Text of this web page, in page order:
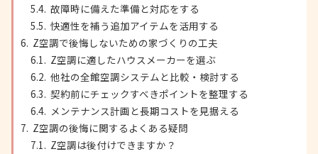
故障時に備えた準備と対応をする
快適性を補う追加アイテムを活用する
Z空調で後悔しないための家づくりの工夫
Z空調に適したハウスメーカーを選ぶ
他社の全館空調システムと比較・検討する
契約前にチェックすべきポイントを整理する
メンテナンス計画と長期コストを見据える
Z空調の後悔に関するよくある疑問
Z空調は後付けできますか？